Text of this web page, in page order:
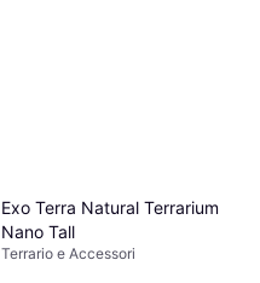
Exo Terra Natural Terrarium
Nano Tall
Terrario e Accessori